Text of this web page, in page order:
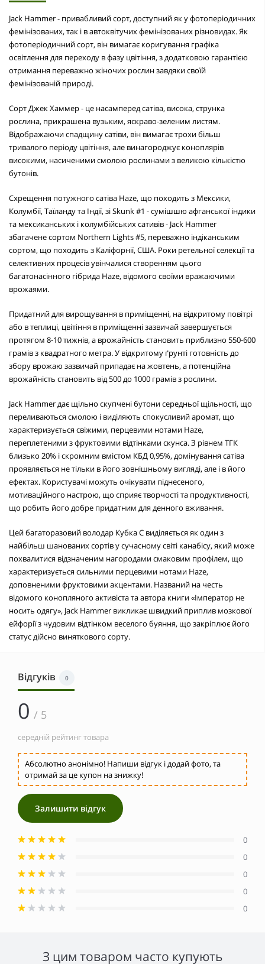
Jack Hammer - привабливий сорт, доступний як у фотоперіодичних
фемінізованих, так і в автоквітучих фемінізованих різновидах. Як
фотоперіодичний сорт, він вимагає коригування графіка
освітлення для переходу в фазу цвітіння, з додатковою гарантією
отримання переважно жіночих рослин завдяки своїй
фемінізованій природі.
Сорт Джек Хаммер - це насамперед сатіва, висока, струнка
рослина, прикрашена вузьким, яскраво-зеленим листям.
Відображаючи спадщину сатіви, він вимагає трохи більш
тривалого періоду цвітіння, але винагороджує коноплярів
високими, насиченими смолою рослинами з великою кількістю
бутонів.
Схрещення потужного сатіва Haze, що походить з Мексики,
Колумбії, Таїланду та Індії, зі Skunk #1 - сумішшю афганської індики
та мексиканських і колумбійських сативів - Jack Hammer
збагачене сортом Northern Lights #5, переважно індіканським
сортом, що походить з Каліфорнії, США. Роки ретельної селекції та
селективних процесів увінчалися створенням цього
багатонасінного гібрида Haze, відомого своїми вражаючими
врожаями.
Придатний для вирощування в приміщенні, на відкритому повітрі
або в теплиці, цвітіння в приміщенні зазвичай завершується
протягом 8-10 тижнів, а врожайність становить приблизно 550-600
грамів з квадратного метра. У відкритому ґрунті готовність до
збору врожаю зазвичай припадає на жовтень, а потенційна
врожайність становить від 500 до 1000 грамів з рослини.
Jack Hammer дає щільно скупчені бутони середньої щільності, що
переливаються смолою і виділяють спокусливий аромат, що
характеризується свіжими, перцевими нотами Haze,
переплетеними з фруктовими відтінками скунса. З рівнем ТГК
близько 20% і скромним вмістом КБД 0,95%, домінування сатіва
проявляється не тільки в його зовнішньому вигляді, але і в його
ефектах. Користувачі можуть очікувати піднесеного,
мотиваційного настрою, що сприяє творчості та продуктивності,
що робить його добре придатним для денного вживання.
Цей багаторазовий володар Кубка С виділяється як один з
найбільш шанованих сортів у сучасному світі канабісу, який може
похвалитися відзначеним нагородами смаковим профілем, що
характеризується сильними перцевими нотами Haze,
доповненими фруктовими акцентами. Названий на честь
відомого конопляного активіста та автора книги «Імператор не
носить одягу», Jack Hammer викликає швидкий приплив мозкової
ейфорії з чудовим відтінком веселого буяння, що закріплює його
статус дійсно виняткового сорту.
Відгуків 0
0 / 5
середній рейтинг товара
Абсолютно анонімно! Напиши відгук і додай фото, та
отримай за це купон на знижку!
Залишити відгук
0
0
0
0
0
З цим товаром часто купують